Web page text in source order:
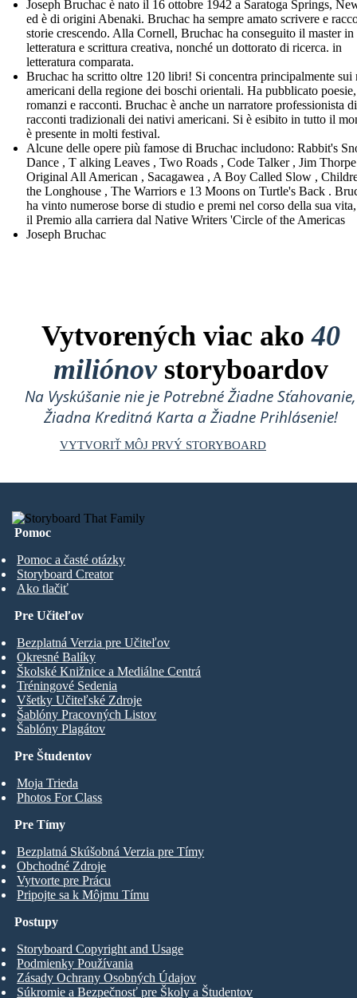
Joseph Bruchac è nato il 16 ottobre 1942 a Saratoga Springs,
ed è di origini Abenaki. Bruchac ha sempre amato scrivere e
storie crescendo. Alla Cornell, Bruchac ha conseguito il master in
letteratura e scrittura creativa, nonché un dottorato di ricerca. in
letteratura comparata.
Bruchac ha scritto oltre 120 libri! Si concentra principalmente sui
americani della regione dei boschi orientali. Ha pubblicato poesie,
romanzi e racconti. Bruchac è anche un narratore professionista di
racconti tradizionali dei nativi americani. Si è esibito in tutto il
è presente in molti festival.
Alcune delle opere più famose di Bruchac includono: Rabbit's
Dance , T alking Leaves , Two Roads , Code Talker , Jim
Original All American , Sacagawea , A Boy Called Slow ,
the Longhouse , The Warriors e 13 Moons on Turtle's Back .
ha vinto numerose borse di studio e premi nel corso della sua
il Premio alla carriera dal Native Writers 'Circle of the Americas
Joseph Bruchac
Vytvorených viac ako40
miliónovstoryboardov
Na Vyskúšanie nie je Potrebné Žiadne Sťahovanie,
Žiadna Kreditná Karta a Žiadne Prihlásenie!
VYTVORIŤ MÔJ PRVÝ STORYBOARD
Pomoc
Pomoc a časté otázky
Storyboard Creator
Ako tlačiť
Pre Študentov
Moja Trieda
Photos For Class
Pre Učiteľov
Bezplatná Verzia pre Učiteľov
Okresné Balíky
Školské Knižnice a Mediálne Centrá
Tréningové Sedenia
Všetky Učiteľské Zdroje
Šablóny Pracovných Listov
Šablóny Plagátov
Pre Tímy
Bezplatná Skúšobná Verzia pre Tímy
Obchodné Zdroje
Vytvorte pre Prácu
Pripojte sa k Môjmu Tímu
Postupy
Storyboard Copyright and Usage
Podmienky Používania
Zásady Ochrany Osobných Údajov
Súkromie a Bezpečnosť pre Školy a Študentov